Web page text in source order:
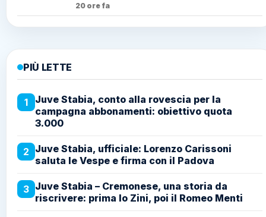
20 ore fa
PIÙ LETTE
1
Juve Stabia, conto alla rovescia per la
campagna abbonamenti: obiettivo quota
3.000
2 Juve Stabia, ufficiale: Lorenzo Carissoni
saluta le Vespe e firma con il Padova
3 Juve Stabia – Cremonese, una storia da
riscrivere: prima lo Zini, poi il Romeo Menti